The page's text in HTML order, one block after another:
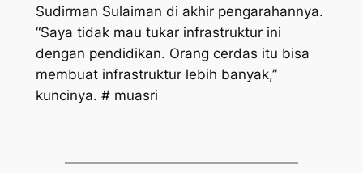
Sudirman Sulaiman di akhir pengarahannya.
“Saya tidak mau tukar infrastruktur ini
dengan pendidikan. Orang cerdas itu bisa
membuat infrastruktur lebih banyak,”
kuncinya. # muasri